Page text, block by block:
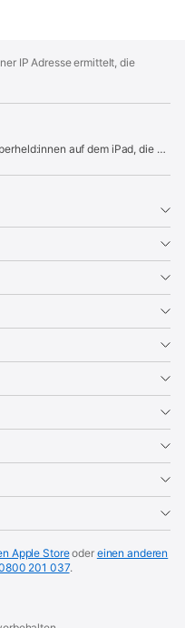
IP Adresse ermittelt, die
auf dem iPad, die anderen helfen
Apple Storeoder einen anderen
201 037.